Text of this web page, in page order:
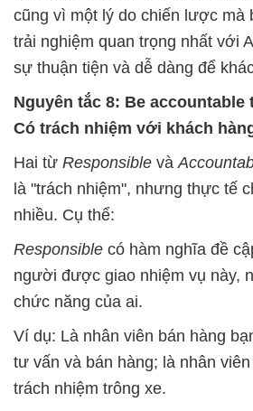
cũng vì một lý do chiến lược mà
trải nghiệm quan trọng nhất với
sự thuận tiện và dễ dàng để
Nguyên tắc 8: Be accountable
Có trách nhiệm với khách
Hai từ Responsible và
là "trách nhiệm", nhưng thực tế
nhiều. Cụ thể:
Responsible có hàm nghĩa đề
người được giao nhiệm vụ này,
chức năng của ai.
Ví dụ: Là nhân viên bán hàng
tư vấn và bán hàng; là nhân
trách nhiệm trông xe.